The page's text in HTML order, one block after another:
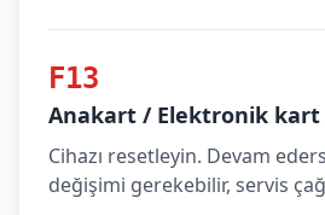
F13
Anakart / Elektronik kart
Cihazı resetleyin. Devam
değişimi gerekebilir, servis